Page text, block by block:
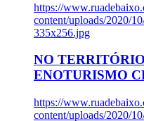
https://
content/uploads/2020/
335x256.jpg
NO
ENOTURISMO
https://
content/uploads/2020/